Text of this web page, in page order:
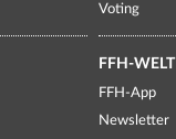
Voting
FFH-WELT
FFH-App
Newsletter